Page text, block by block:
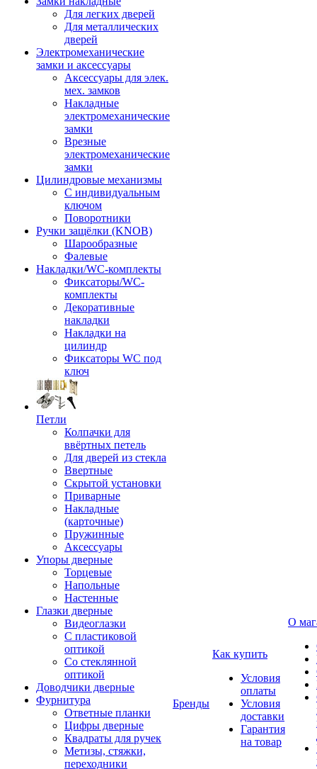
Для легких дверей
Для металлических
дверей
Электромеханические
замки и аксессуары
Аксессуары для элек.
мех. замков
Накладные
электромеханические
замки
Врезные
электромеханические
замки
Цилиндровые механизмы
С индивидуальным
ключом
Поворотники
Ручки защёлки (KNOB)
Шарообразные
Фалевые
Накладки/WC-комплекты
Фиксаторы/WC-
комплекты
Декоративные
накладки
Накладки на
цилиндр
Фиксаторы WC под
ключ
Петли
Колпачки для
ввёртных петель
Для дверей из стекла
Ввертные
Скрытой установки
Приварные
Накладные
(карточные)
Пружинные
Аксессуары
Упоры дверные
Торцевые
Напольные
Настенные
Глазки дверные
Видеоглазки
С пластиковой
оптикой
Со стеклянной
оптикой
Доводчики дверные
Фурнитура
Ответные планки
Цифры дверные
Квадраты для ручек
Метизы, стяжки,
переходники
Бренды
Как купить
Условия
оплаты
Условия
доставки
Гарантия
на товар
О